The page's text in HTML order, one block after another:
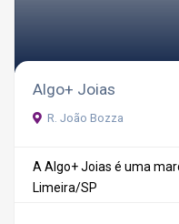
Algo+ Joias
R. João Bozza
A Algo+ Joias é uma
Limeira/SP